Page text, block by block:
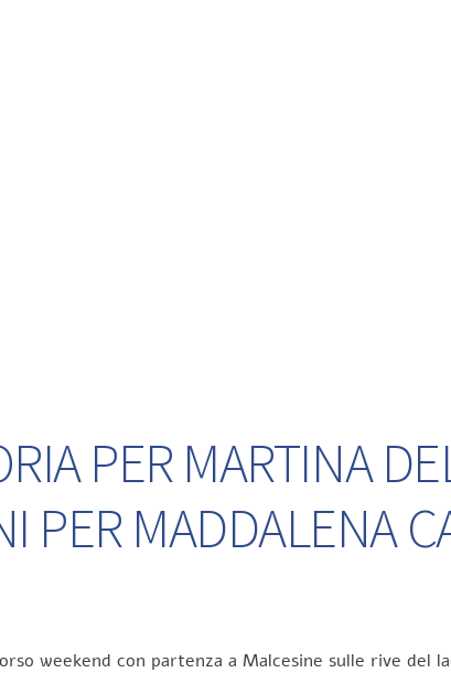
PER MARTINA
PER MADDALENA
weekend con partenza a Malcesine sulle rive del